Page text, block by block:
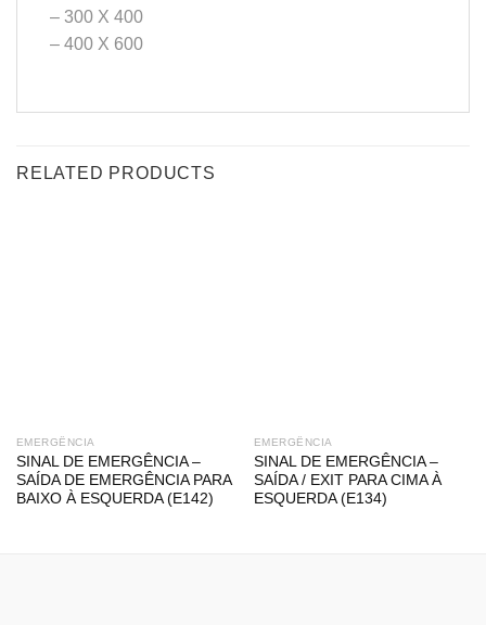
– 300 X 400
– 400 X 600
RELATED PRODUCTS
EMERGÊNCIA
SINAL DE EMERGÊNCIA –
SAÍDA DE EMERGÊNCIA PARA
BAIXO À ESQUERDA (E142)
EMERGÊNCIA
SINAL DE EMERGÊNCIA –
SAÍDA / EXIT PARA CIMA À
ESQUERDA (E134)